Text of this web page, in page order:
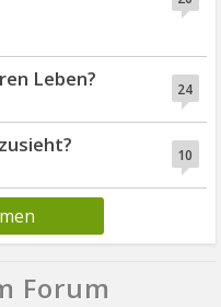
24
Leben?
10
Forum